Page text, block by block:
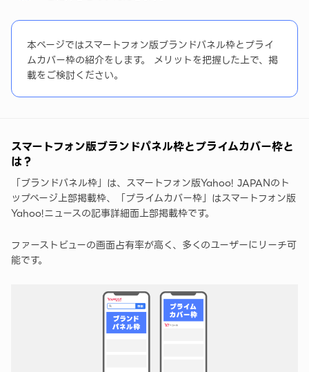
本ページではスマートフォン版ブランドパネル枠とプライ
ムカバー枠の紹介をします。 メリットを把握した上で、掲
載をご検討ください。
スマートフォン版ブランドパネル枠とプライムカバー枠と
は？
「ブランドパネル枠」は、スマートフォン版Yahoo! JAPANのト
ップページ上部掲載枠、「プライムカバー枠」はスマートフォン版
Yahoo!ニュースの記事詳細面上部掲載枠です。
ファーストビューの画面占有率が高く、多くのユーザーにリーチ可
能です。